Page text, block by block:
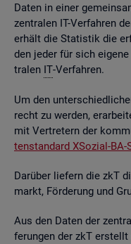
Daten in einer
zen­tra­len IT-Ver­fah­ren
er­hält die Sta­tis­tik die
den jeder für sich
tra­len IT-Ver­fah­ren.
Um den
recht zu wer­den,
mit Ver­tre­tern der
ten­stan­dard XSo­zi­al-BA-
Dar­über lie­fern die zkT
markt, För­de­rung und
Aus den Daten der
fe­run­gen der zkT